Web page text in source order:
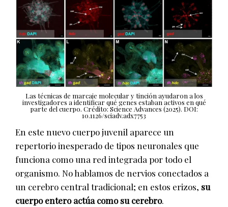
Las técnicas de marcaje molecular y tinción ayudaron a los
investigadores a identificar qué genes estaban activos en qué
parte del cuerpo. Crédito: Science Advances (2025). DOI:
10.1126/sciadv.adx7753
En este nuevo cuerpo juvenil aparece un
repertorio inesperado de tipos neuronales que
funciona como una red integrada por todo el
organismo. No hablamos de nervios conectados a
un cerebro central tradicional; en estos erizos, su
cuerpo entero actúa como su cerebro.